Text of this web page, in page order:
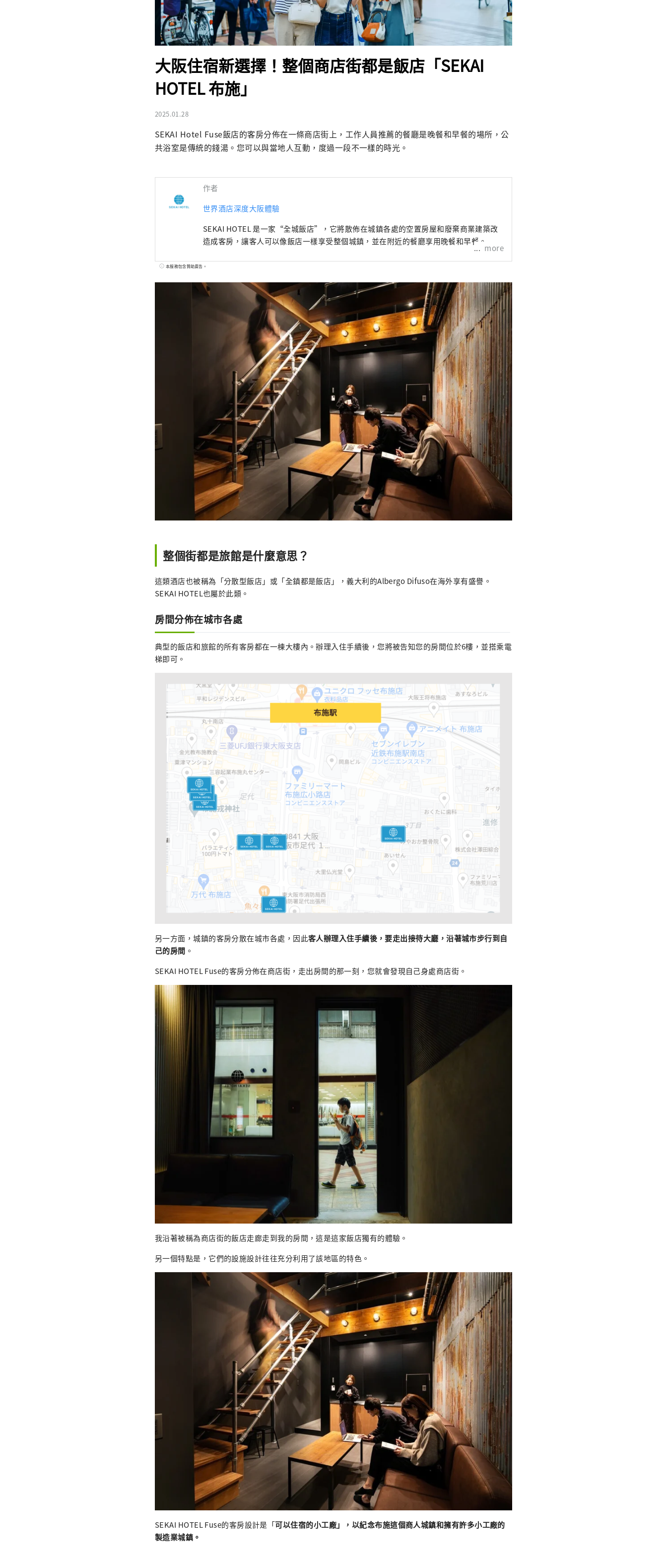
大阪住宿新選擇！整個商店街都是飯店「SEKAI
HOTEL 布施」
2025.01.28
SEKAI Hotel Fuse飯店的客房分佈在一條商店街上，工作人員推薦的餐廳是晚餐和早餐的場所，公
共浴室是傳統的錢湯。您可以與當地人互動，度過一段不一樣的時光。
作者
世界酒店深度大阪體驗
SEKAI HOTEL 是一家“全城飯店”，它將散佈在城鎮各處的空置房屋和廢棄商業建築改
造成客房，讓客人可以像飯店一樣享受整個城鎮，並在附近的餐廳享用晚餐和早餐。
more
本服務包含贊助廣告。
整個街都是旅館是什麼意思？
這類酒店也被稱為「分散型飯店」或「全鎮都是飯店」，義大利的Albergo Difuso在海外享有盛譽。
SEKAI HOTEL也屬於此類。
房間分佈在城市各處
典型的飯店和旅館的所有客房都在一棟大樓內。辦理入住手續後，您將被告知您的房間位於6樓，並搭乘電
梯即可。
另一方面，城鎮的客房分散在城市各處，因此客人辦理入住手續後，要走出接待大廳，沿著城市步行到自
己的房間 。
SEKAI HOTEL Fuse的客房分佈在商店街，走出房間的那一刻，您就會發現自己身處商店街。
我沿著被稱為商店街的飯店走廊走到我的房間，這是這家飯店獨有的體驗。
另一個特點是，它們的設施設計往往充分利用了該地區的特色。
SEKAI HOTEL Fuse的客房設計是「可以住宿的小工廠」，以紀念布施這個商人城鎮和擁有許多小工廠的
製造業城鎮。